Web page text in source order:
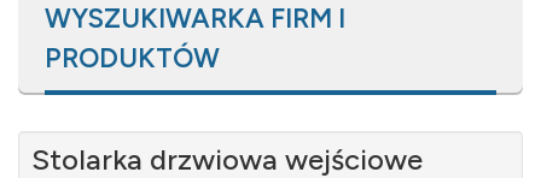
WYSZUKIWARKA FIRM I
PRODUKTÓW
Stolarka drzwiowa wejściowe